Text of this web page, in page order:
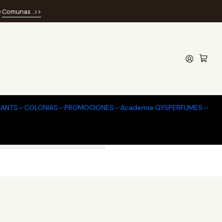
COLONIAS PROMOCIONES Academia GYSPERFUMES
Comunas ..>>